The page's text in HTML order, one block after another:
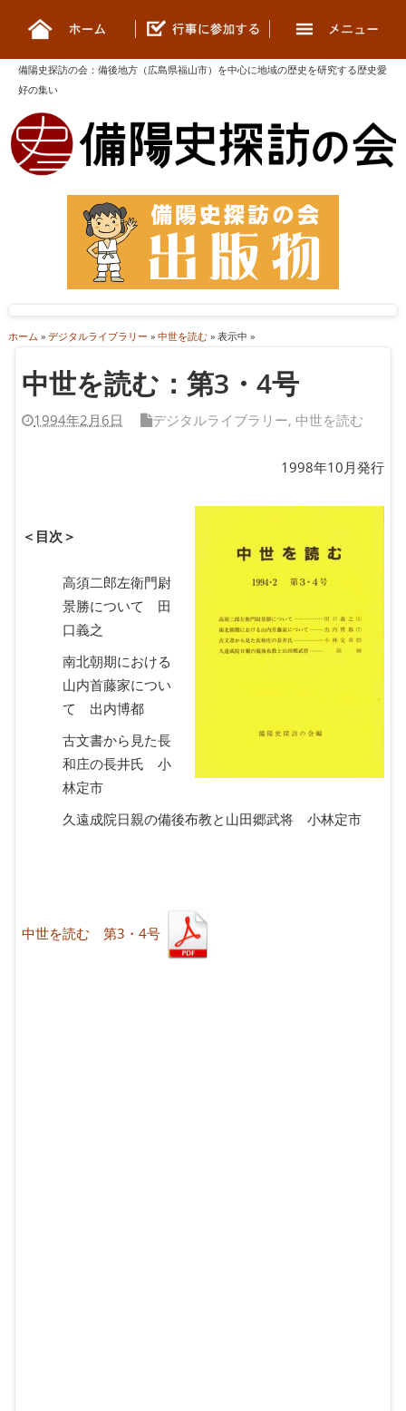
備陽史探訪の会 ： 備後地方（広島県福山市）を中心に地域の歴史を研究する歴史愛
好の集い
ホーム » デジタルライブラリー » 中世を読む» 表示中 »
中世を読む：第3・4号
1994年2月6日 デジタルライブラリー, 中世を読む
1998年10月発行
＜目次＞
高須二郎左衛門尉
景勝について 田
口義之
南北朝期における
山内首藤家につい
て 出内博都
古文書から見た長
和庄の長井氏 小
林定市
久遠成院日親の備後布教と山田郷武将 小林定市
中世を読む 第3・4号